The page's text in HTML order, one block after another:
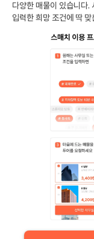
다양한 매물이 있습니다.
입력한 희망 조건에 딱